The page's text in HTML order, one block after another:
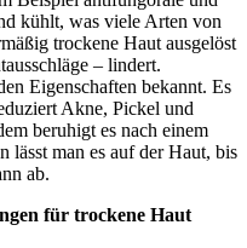
kühlt, was viele Arten von
trockene Haut ausgelöst
– lindert.
Eigenschaften bekannt. Es
Akne, Pickel und
beruhigt es nach einem
lässt man es auf der Haut, bis
ab.
für trockene Haut